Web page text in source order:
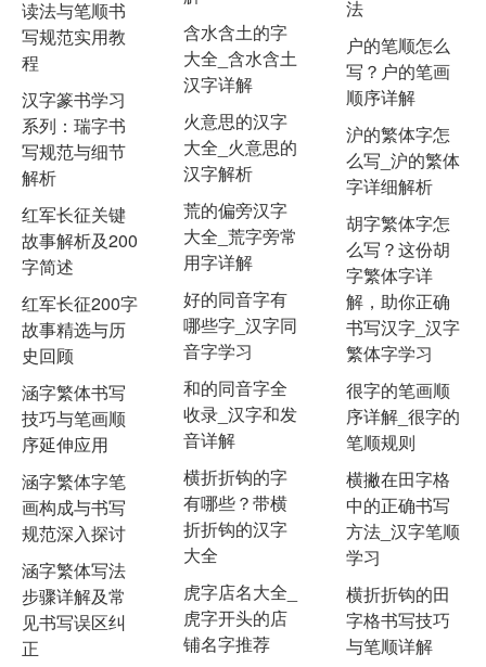
读法与笔顺书
写规范实用教
程
汉字篆书学习
系列：瑞字书
写规范与细节
解析
红军长征关键
故事解析及200
字简述
红军长征200字
故事精选与历
史回顾
涵字繁体书写
技巧与笔画顺
序延伸应用
涵字繁体字笔
画构成与书写
规范深入探讨
涵字繁体写法
步骤详解及常
见书写误区纠
正
含水含土的字
大全_含水含土
汉字详解
火意思的汉字
大全_火意思的
汉字解析
荒的偏旁汉字
大全_荒字旁常
用字详解
好的同音字有
哪些字_汉字同
音字学习
和的同音字全
收录_汉字和发
音详解
横折折钩的字
有哪些？带横
折折钩的汉字
大全
虎字店名大全_
虎字开头的店
铺名字推荐
法
户的笔顺怎么
写？户的笔画
顺序详解
沪的繁体字怎
么写_沪的繁体
字详细解析
胡字繁体字怎
么写？这份胡
字繁体字详
解，助你正确
书写汉字_汉字
繁体字学习
很字的笔画顺
序详解_很字的
笔顺规则
横撇在田字格
中的正确书写
方法_汉字笔顺
学习
横折折钩的田
字格书写技巧
与笔顺详解